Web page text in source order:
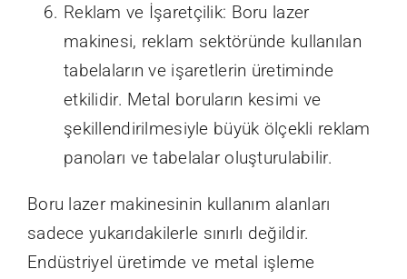
Reklam ve İşaretçilik: Boru lazer
makinesi, reklam sektöründe kullanılan
tabelaların ve işaretlerin üretiminde
etkilidir. Metal boruların kesimi ve
şekillendirilmesiyle büyük ölçekli reklam
panoları ve tabelalar oluşturulabilir.
Boru lazer makinesinin kullanım alanları
sadece yukarıdakilerle sınırlı değildir.
Endüstriyel üretimde ve metal işleme